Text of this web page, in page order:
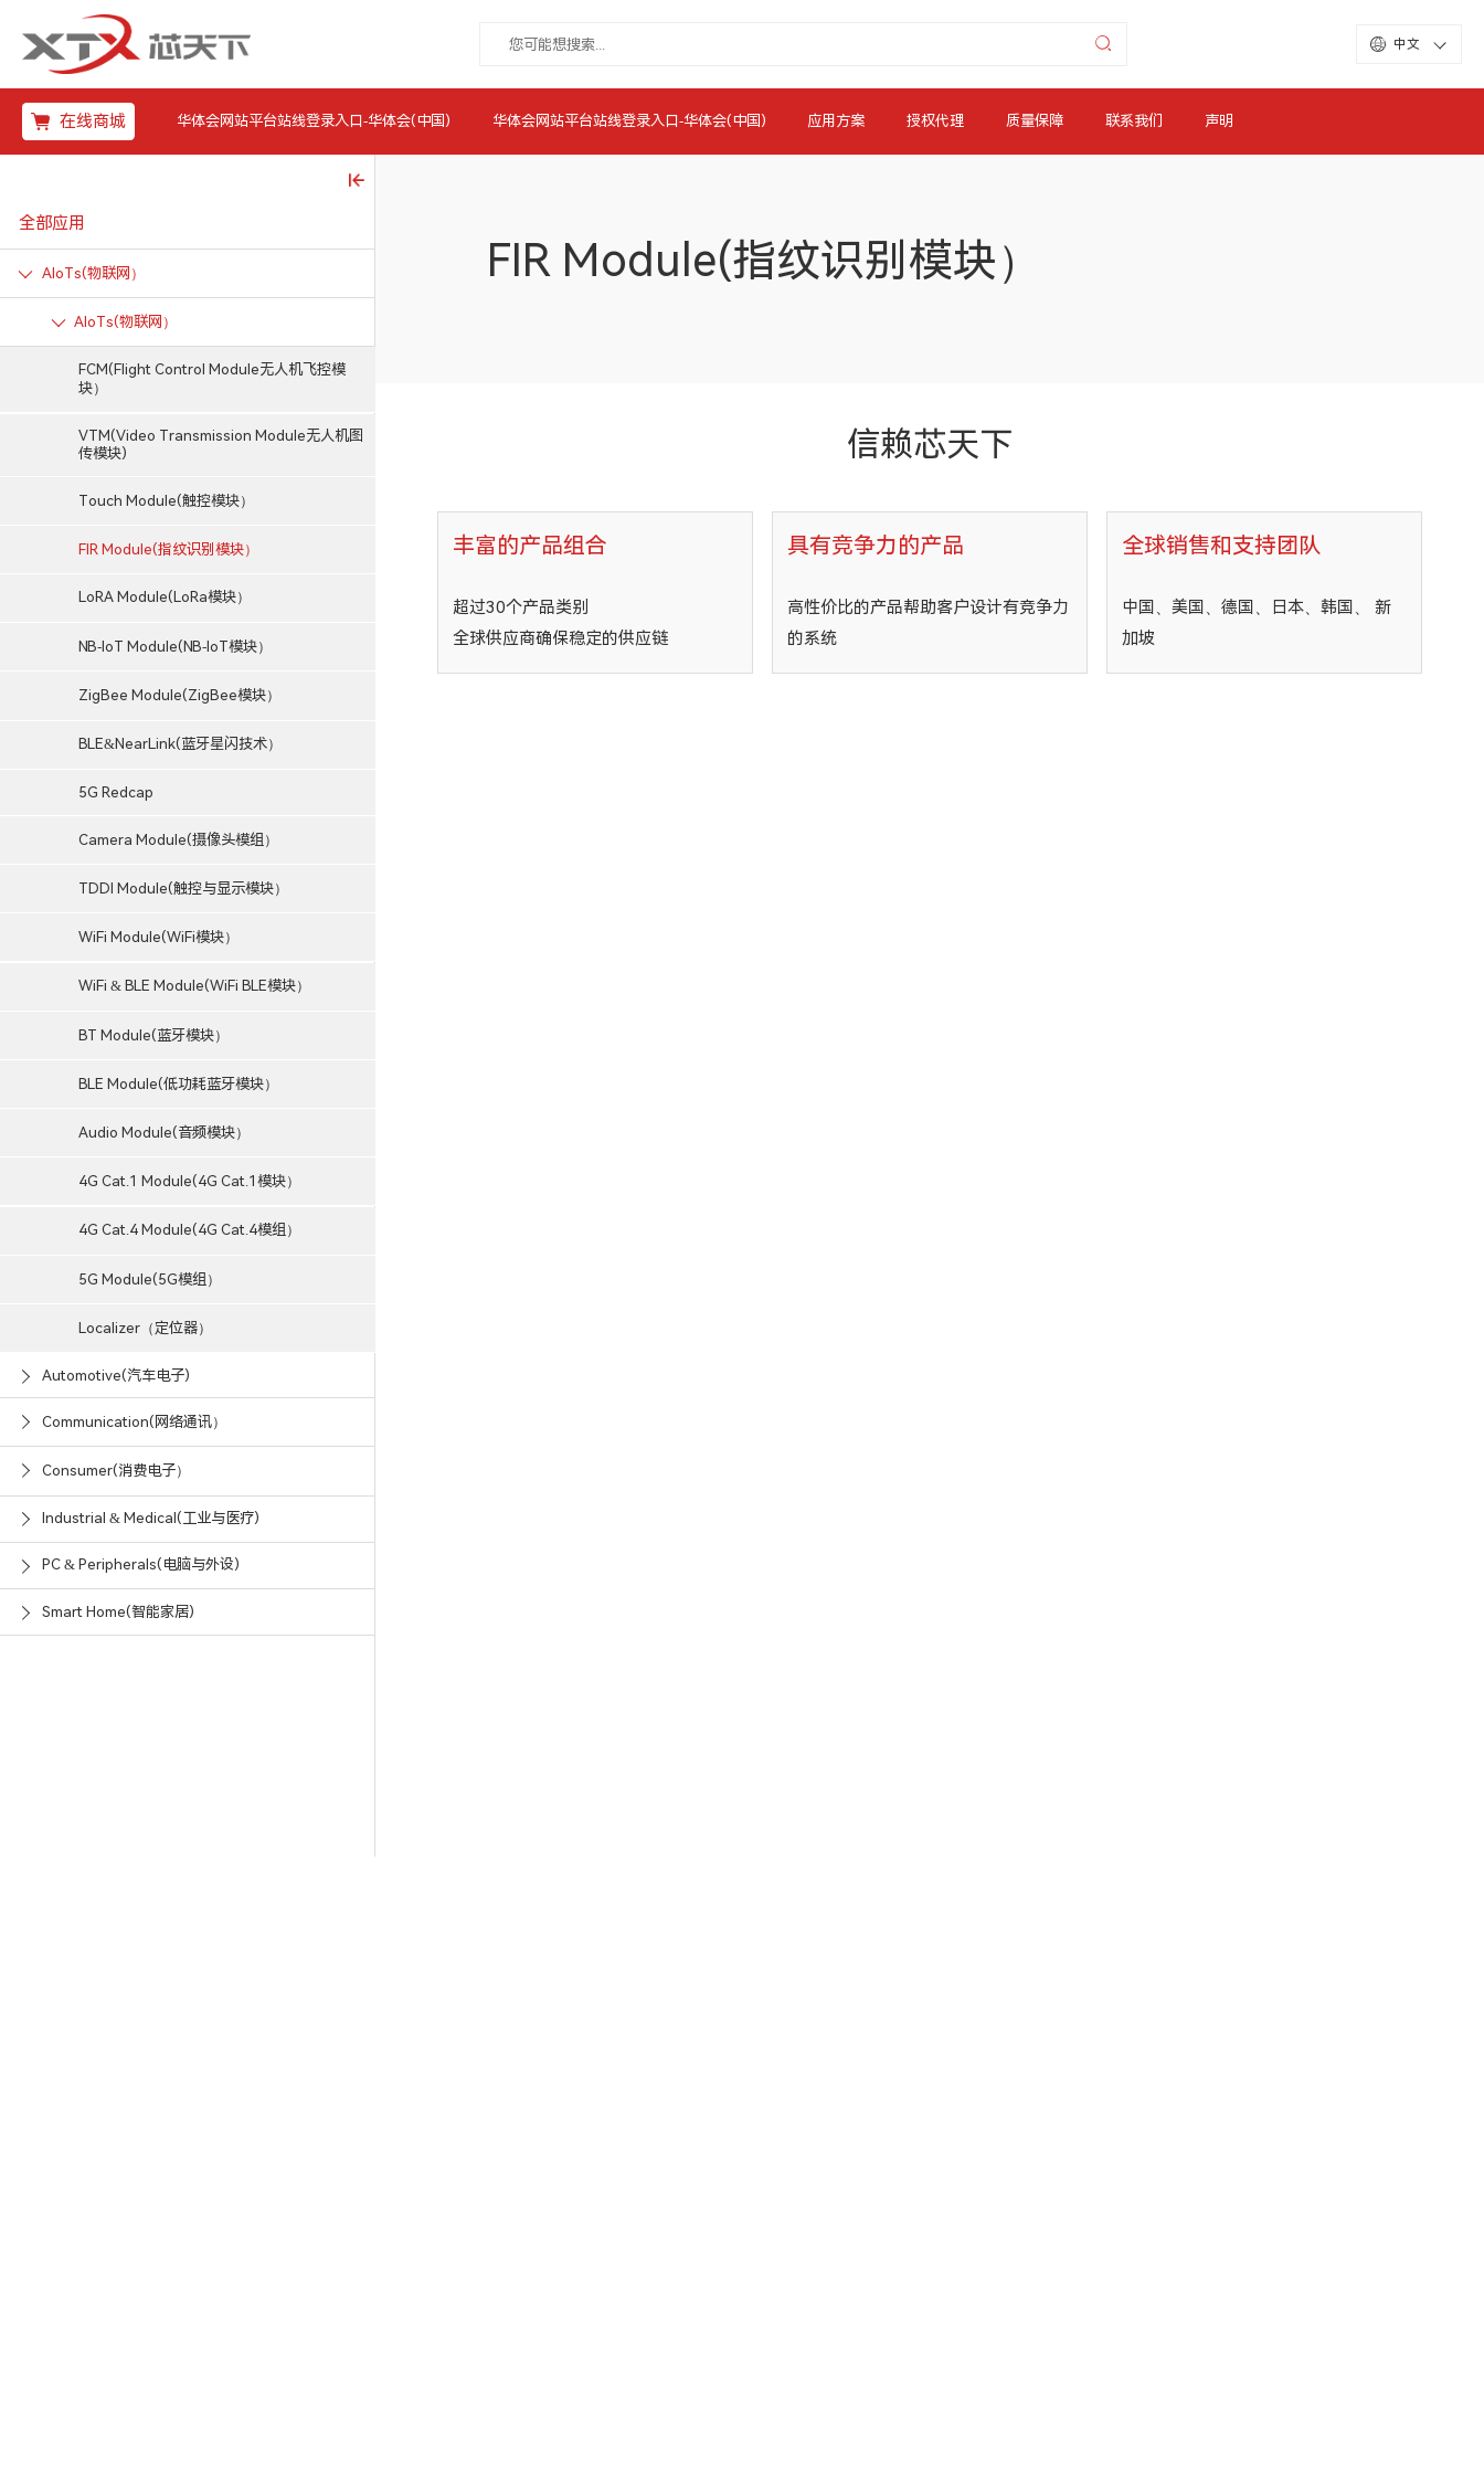
中文
在线商城 华体会网站平台站线登录入口-华体会(中国) 华体会网站平台站线登录入口-华体会(中国) 应用方案 授权代理 质量保障 联系我们 声明
全部应用
AIoTs(物联网）
AIoTs(物联网）
FCM(Flight Control Module无人机飞控模
块）
VTM(Video Transmission Module无人机图
传模块)
Touch Module(触控模块）
FIR Module(指纹识别模块）
LoRA Module(LoRa模块）
NB-IoT Module(NB-IoT模块）
ZigBee Module(ZigBee模块）
BLE&NearLink(蓝牙星闪技术）
5G Redcap
Camera Module(摄像头模组）
TDDI Module(触控与显示模块）
WiFi Module(WiFi模块）
WiFi & BLE Module(WiFi BLE模块）
BT Module(蓝牙模块）
BLE Module(低功耗蓝牙模块）
Audio Module(音频模块）
4G Cat.1 Module(4G Cat.1模块）
4G Cat.4 Module(4G Cat.4模组）
5G Module(5G模组）
Localizer（定位器）
Automotive(汽车电子)
Communication(网络通讯）
Consumer(消费电子）
Industrial & Medical(工业与医疗)
PC & Peripherals(电脑与外设)
Smart Home(智能家居)
FIR Module(指纹识别模块）
信赖芯天下
丰富的产品组合
超过30个产品类别
全球供应商确保稳定的供应链
具有竞争力的产品
高性价比的产品帮助客户设计有竞争力
的系统
全球销售和支持团队
中国、美国、德国、日本、韩国、 新
加坡